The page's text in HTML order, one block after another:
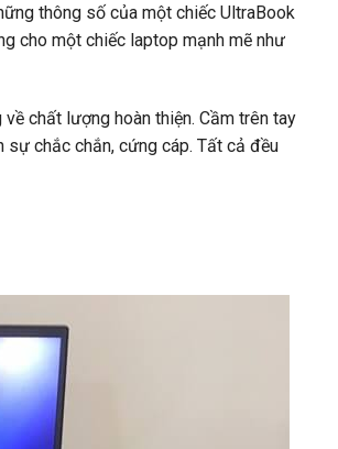
thông số của một chiếc UltraBook
cho một chiếc laptop mạnh mẽ như
chất lượng hoàn thiện. Cầm trên tay
chắc chắn, cứng cáp. Tất cả đều